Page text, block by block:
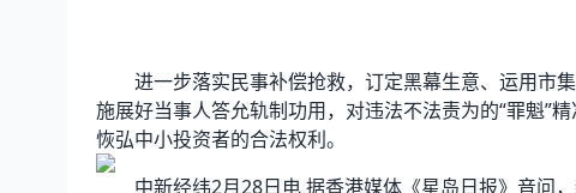
进一步落实民事补偿抢救，订定黑幕生意、运用市集
施展好当事人答允轨制功用，对违法不法责为的“罪魁”
恢弘中小投资者的合法权利。
中新经纬2月28日电 据香港媒体《星岛日报》音问，